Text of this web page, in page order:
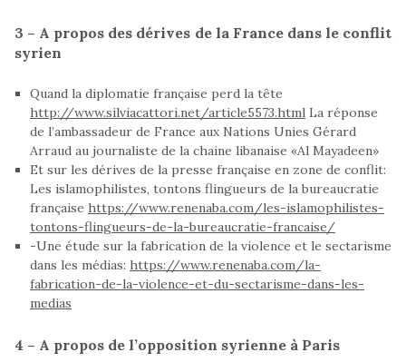
3 – A propos des dérives de la France dans le conflit
syrien
Quand la diplomatie française perd la tête
http://www.silviacattori.net/article5573.html La réponse
de l’ambassadeur de France aux Nations Unies Gérard
Arraud au journaliste de la chaine libanaise «Al Mayadeen»
Et sur les dérives de la presse française en zone de conflit:
Les islamophilistes, tontons flingueurs de la bureaucratie
française https://www.renenaba.com/les-islamophilistes-
tontons-flingueurs-de-la-bureaucratie-francaise/
-Une étude sur la fabrication de la violence et le sectarisme
dans les médias: https://www.renenaba.com/la-
fabrication-de-la-violence-et-du-sectarisme-dans-les-
medias
4 – A propos de l’opposition syrienne à Paris